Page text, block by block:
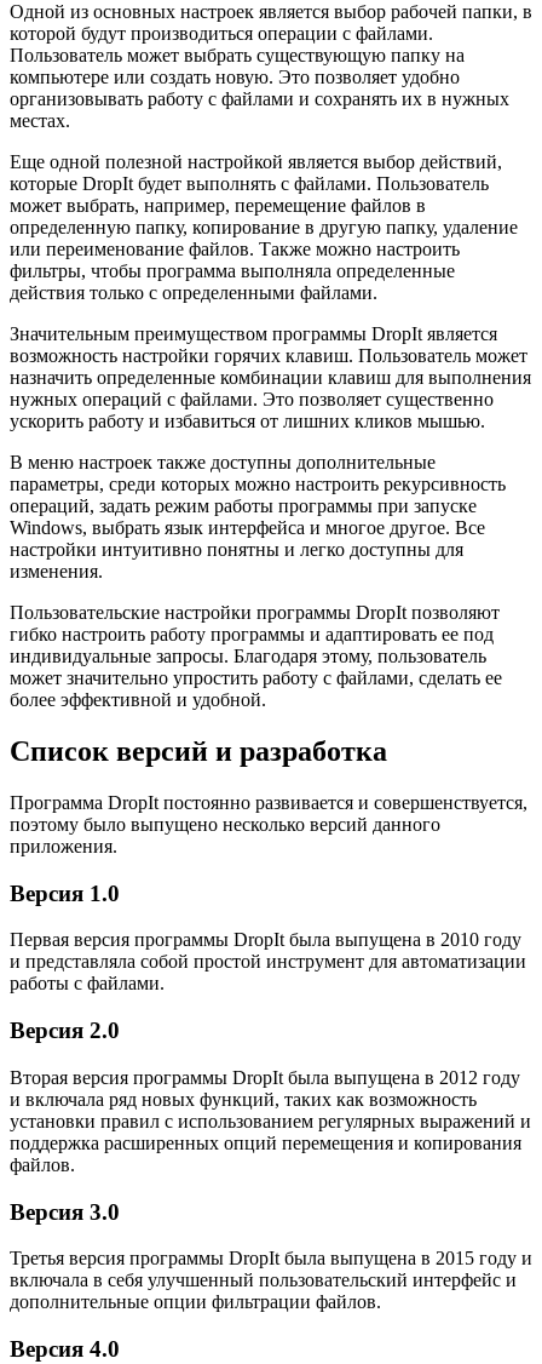
Одной из основных настроек является выбор рабочей папки, в
которой будут производиться операции с файлами.
Пользователь может выбрать существующую папку на
компьютере или создать новую. Это позволяет удобно
организовывать работу с файлами и сохранять их в нужных
местах.
Еще одной полезной настройкой является выбор действий,
которые DropIt будет выполнять с файлами. Пользователь
может выбрать, например, перемещение файлов в
определенную папку, копирование в другую папку, удаление
или переименование файлов. Также можно настроить
фильтры, чтобы программа выполняла определенные
действия только с определенными файлами.
Значительным преимуществом программы DropIt является
возможность настройки горячих клавиш. Пользователь может
назначить определенные комбинации клавиш для выполнения
нужных операций с файлами. Это позволяет существенно
ускорить работу и избавиться от лишних кликов мышью.
В меню настроек также доступны дополнительные
параметры, среди которых можно настроить рекурсивность
операций, задать режим работы программы при запуске
Windows, выбрать язык интерфейса и многое другое. Все
настройки интуитивно понятны и легко доступны для
изменения.
Пользовательские настройки программы DropIt позволяют
гибко настроить работу программы и адаптировать ее под
индивидуальные запросы. Благодаря этому, пользователь
может значительно упростить работу с файлами, сделать ее
более эффективной и удобной.
Список версий и разработка
Программа DropIt постоянно развивается и совершенствуется,
поэтому было выпущено несколько версий данного
приложения.
Версия 1.0
Первая версия программы DropIt была выпущена в 2010 году
и представляла собой простой инструмент для автоматизации
работы с файлами.
Версия 2.0
Вторая версия программы DropIt была выпущена в 2012 году
и включала ряд новых функций, таких как возможность
установки правил с использованием регулярных выражений и
поддержка расширенных опций перемещения и копирования
файлов.
Версия 3.0
Третья версия программы DropIt была выпущена в 2015 году и
включала в себя улучшенный пользовательский интерфейс и
дополнительные опции фильтрации файлов.
Версия 4.0